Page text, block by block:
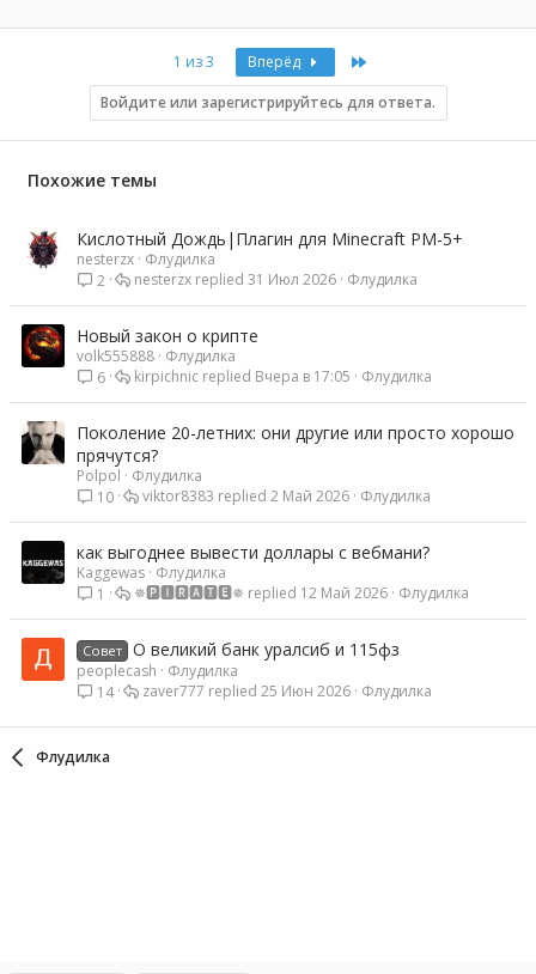
1 из 3 Вперёд
Войдите или зарегистрируйтесь для ответа.
Похожие темы
Кислотный Дождь|Плагин для Minecraft PM-5+
nesterzx Флудилка
2
Флудилка
31 Июл 2026
nesterzx
Новый закон о крипте
volk555888 Флудилка
6
Флудилка
Вчера в 17:05
kirpichnic
Поколение 20-летних: они другие или просто хорошо
прячутся?
Polpol
Флудилка
10
Флудилка
2 Май 2026
viktor8383
как выгоднее вывести доллары с вебмани?
Kaggewas Флудилка
1
Флудилка
12 Май 2026
✵🅿🅸🆁🅰🆃🅴✵
Совет О великий банк уралсиб и 115фз
peoplecash
Флудилка
14
Флудилка
25 Июн 2026
zaver777
Флудилка